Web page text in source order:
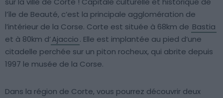
l’île de Beauté, c’est la principale agglomération de
l’intérieur de la Corse. Corte est située à 68km de Bastia
et à 80km d’Ajaccio. Elle est implantée au pied d’une
citadelle perchée sur un piton rocheux, qui abrite depuis
1997 le musée de la Corse.
Dans la région de Corte, vous pourrez découvrir deux